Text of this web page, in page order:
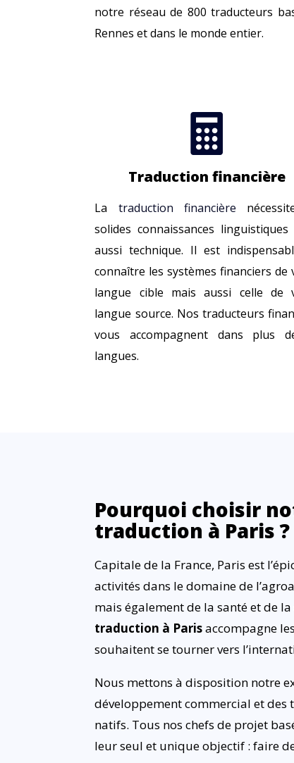
notre réseau de 800 traducteurs
Rennes et dans le monde entier.

Traduction financière
La traduction financière
solides connaissances linguistiques
aussi technique. Il est
connaître les systèmes financiers de
langue cible mais aussi celle de
langue source. Nos traducteurs
vous accompagnent dans plus
langues.
Pourquoi choisir
traduction à Paris ?
Capitale de la France, Paris est
activités dans le domaine de
mais également de la santé et de
traduction à Parisaccompagne
souhaitent se tourner vers
Nous mettons à disposition notre
développement commercial et
natifs. Tous nos chefs de projet
leur seul et unique objectif : faire